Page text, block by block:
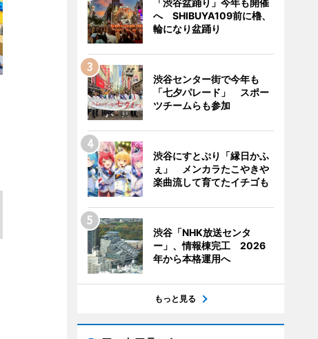
「渋谷盆踊り」今年も開催
へ SHIBUYA109前に櫓、
輪になり盆踊り
渋谷センター街で今年も
「七夕パレード」 スポー
ツチームらも参加
渋谷にすとぷり「縁日かふ
ぇ」 メンカラたこやきや
楽曲流して育てたイチゴも
渋谷「NHK放送センタ
ー」、情報棟完工 2026
年から本格運用へ
もっと見る